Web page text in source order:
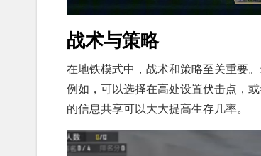
战术与策略
在地铁模式中，战术和策略至关重要
例如，可以选择在高处设置伏击点，
的信息共享可以大大提高生存几率。